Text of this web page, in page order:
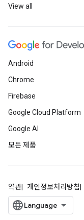
View all
Android
Chrome
Firebase
Google Cloud Platform
Google AI
모든 제품
약관 개인정보처리방침